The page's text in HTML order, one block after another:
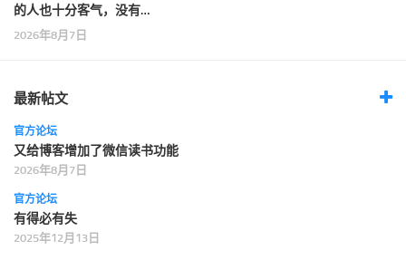
的人也十分客气，没有…
2026年8月7日
最新帖文
官方论坛
又给博客增加了微信读书功能
2026年8月7日
官方论坛
有得必有失
2025年12月13日